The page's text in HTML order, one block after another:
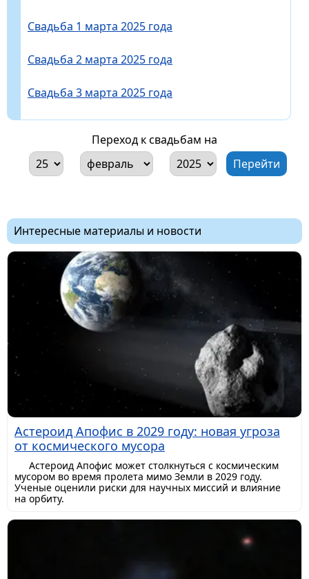
Свадьба 1 марта 2025 года
Свадьба 2 марта 2025 года
Свадьба 3 марта 2025 года
Переход к свадьбам на
Интересные материалы и новости
Астероид Апофис в 2029 году: новая угроза
от космического мусора
Астероид Апофис может столкнуться с космическим
мусором во время пролета мимо Земли в 2029 году.
Ученые оценили риски для научных миссий и влияние
на орбиту.